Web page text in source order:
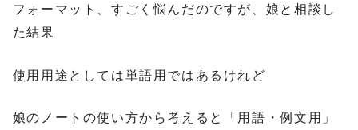
フォーマット、すごく悩んだのですが、娘と相談し
た結果
使用用途としては単語用ではあるけれど
娘のノートの使い方から考えると「用語・例文用」